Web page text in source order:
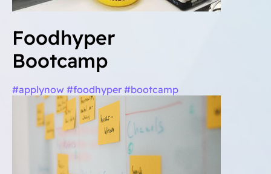
Foodhyper
Bootcamp
#applynow #foodhyper #bootcamp